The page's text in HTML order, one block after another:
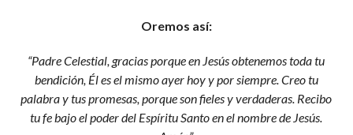
Oremos así:
“Padre Celestial, gracias porque en Jesús obtenemos toda tu
bendición, Él es el mismo ayer hoy y por siempre. Creo tu
palabra y tus promesas, porque son fieles y verdaderas. Recibo
tu fe bajo el poder del Espíritu Santo en el nombre de Jesús.